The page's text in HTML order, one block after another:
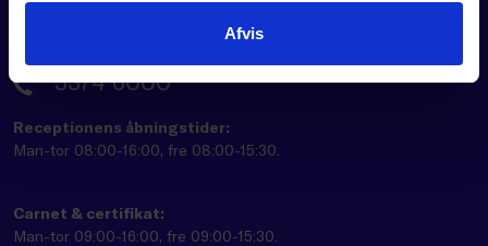
Afvis
3374 6000
Receptionens åbningstider:
Man-tor 08:00-16:00, fre 08:00-15:30.
Carnet & certifikat:
Man-tor 09:00-16:00, fre 09:00-15:30.